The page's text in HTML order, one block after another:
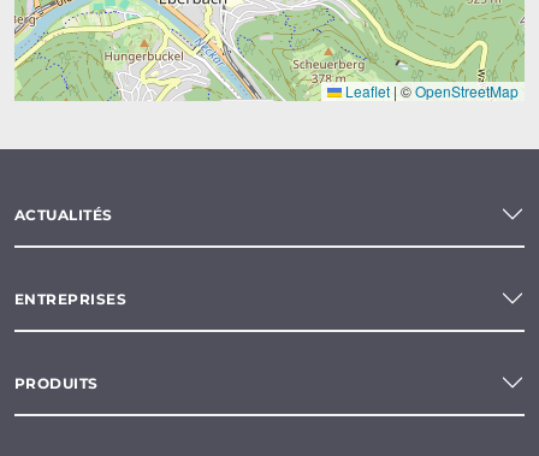
Leaflet | ©OpenStreetMap
ACTUALITÉS
ENTREPRISES
PRODUITS